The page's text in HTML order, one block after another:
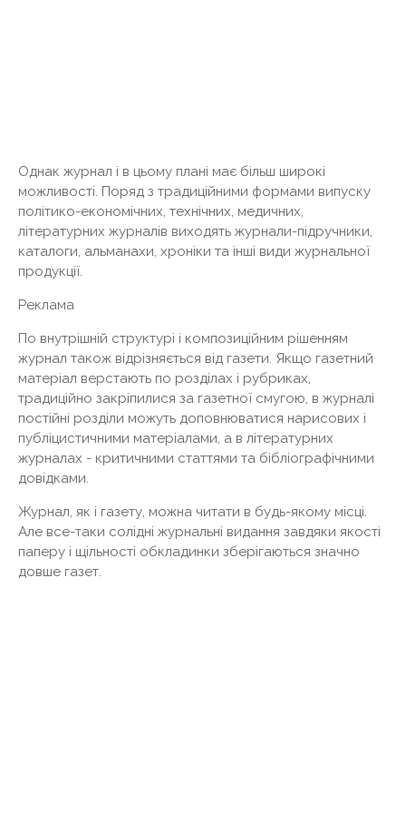
Однак журнал і в цьому плані має більш широкі
можливості. Поряд з традиційними формами випуску
політико-економічних, технічних, медичних,
літературних журналів виходять журнали-підручники,
каталоги, альманахи, хроніки та інші види журнальної
продукції.
Реклама
По внутрішній структурі і композиційним рішенням
журнал також відрізняється від газети. Якщо газетний
матеріал верстають по розділах і рубриках,
традиційно закріпилися за газетної смугою, в журналі
постійні розділи можуть доповнюватися нарисових і
публіцистичними матеріалами, а в літературних
журналах - критичними статтями та бібліографічними
довідками.
Журнал, як і газету, можна читати в будь-якому місці.
Але все-таки солідні журнальні видання завдяки якості
паперу і щільності обкладинки зберігаються значно
довше газет.